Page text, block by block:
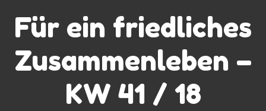
Für ein friedliches
Zusammenleben –
KW 41 / 18